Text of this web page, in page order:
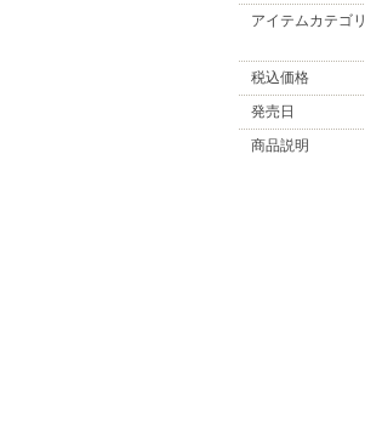
アイテムカテゴリ
税込価格
発売日
商品説明